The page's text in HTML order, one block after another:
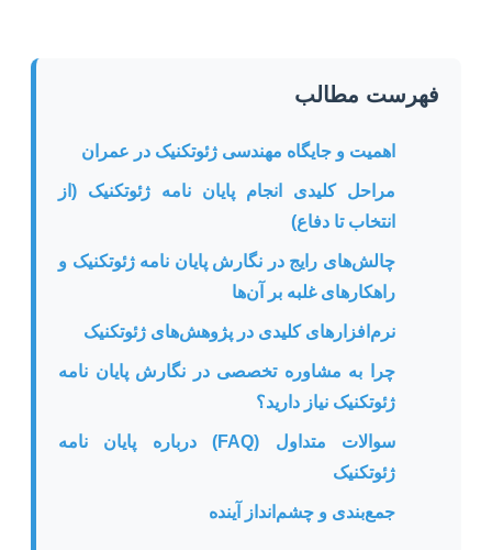
فهرست مطالب
اهمیت و جایگاه مهندسی ژئوتکنیک در عمران
مراحل کلیدی انجام پایان نامه ژئوتکنیک (از
انتخاب تا دفاع)
چالش‌های رایج در نگارش پایان نامه ژئوتکنیک و
راهکارهای غلبه بر آن‌ها
نرم‌افزارهای کلیدی در پژوهش‌های ژئوتکنیک
چرا به مشاوره تخصصی در نگارش پایان نامه
ژئوتکنیک نیاز دارید؟
سوالات متداول (FAQ) درباره پایان نامه
ژئوتکنیک
جمع‌بندی و چشم‌انداز آینده